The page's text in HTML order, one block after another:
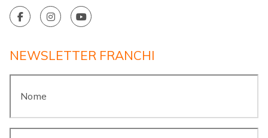
NEWSLETTER FRANCHI